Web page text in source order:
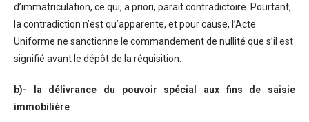
d’immatriculation, ce qui, a priori, parait contradictoire. Pourtant,
la contradiction n’est qu’apparente, et pour cause, l’Acte
Uniforme ne sanctionne le commandement de nullité que s’il est
signifié avant le dépôt de la réquisition.
b)- la délivrance du pouvoir spécial aux fins de saisie
immobilière